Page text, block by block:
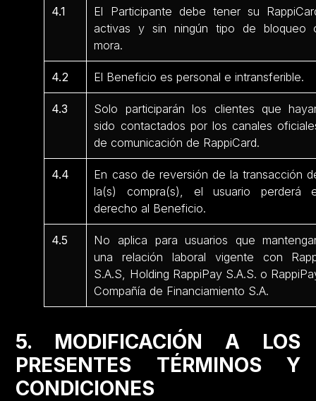
4.1
El Participante debe tener su
activas y sin ningún tipo de bloqueo
mora.
4.2 El Beneficio es personal e intransferible.
4.3
Solo participarán los clientes que
sido contactados por los canales
de comunicación de RappiCard.
4.4
En caso de reversión de la transacción
la(s) compra(s), el usuario perderá
derecho al Beneficio.
4.5
No aplica para usuarios que
una relación laboral vigente con
S.A.S, Holding RappiPay S.A.S. o
Compañía de Financiamiento S.A.
5. MODIFICACIÓN A LOS
PRESENTES TÉRMINOS Y
CONDICIONES